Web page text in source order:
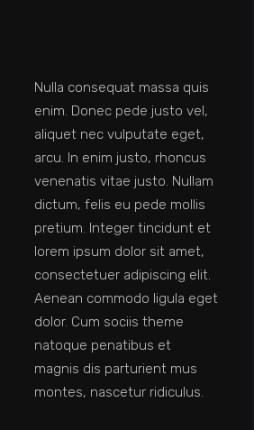
Nulla consequat massa quis
enim. Donec pede justo vel,
aliquet nec vulputate eget,
arcu. In enim justo, rhoncus
venenatis vitae justo. Nullam
dictum, felis eu pede mollis
pretium. Integer tincidunt et
lorem ipsum dolor sit amet,
consectetuer adipiscing elit.
Aenean commodo ligula eget
dolor. Cum sociis theme
natoque penatibus et
magnis dis parturient mus
montes, nascetur ridiculus.